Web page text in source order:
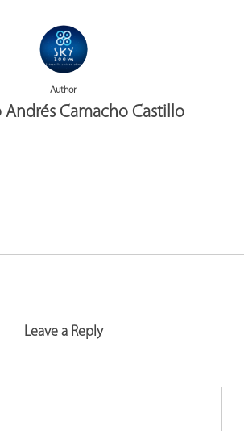
Author
Andrés Camacho Castillo
Leave a Reply